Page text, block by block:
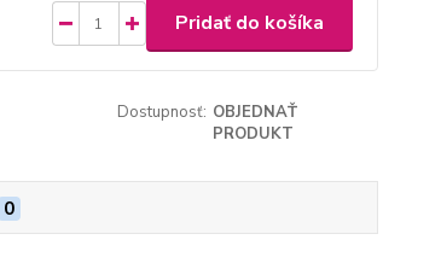
Pridať do košíka
Dostupnosť: OBJEDNAŤ
PRODUKT
0